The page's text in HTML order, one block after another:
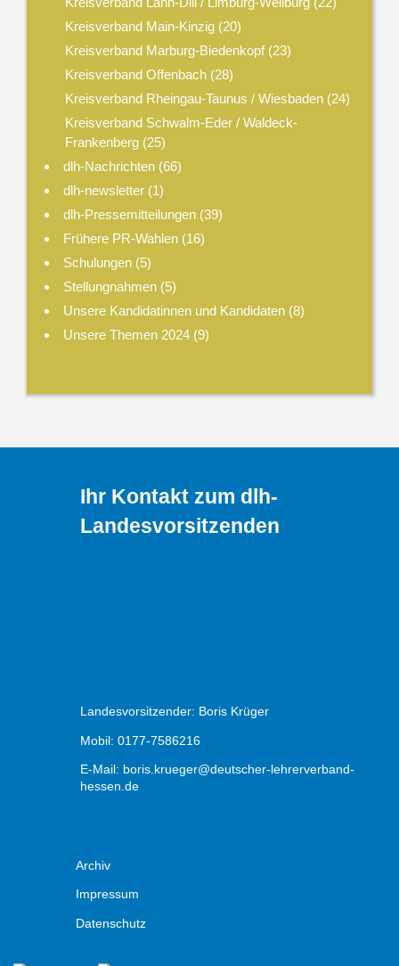
Kreisverband Main-Kinzig(20)
Kreisverband Marburg-Biedenkopf(23)
Kreisverband Offenbach(28)
Kreisverband Rheingau-Taunus / Wiesbaden(24)
Kreisverband Schwalm-Eder / Waldeck-
Frankenberg(25)
dlh-Nachrichten (66)
dlh-newsletter (1)
dlh-Pressemitteilungen (39)
Frühere PR-Wahlen (16)
Schulungen (5)
Stellungnahmen (5)
Unsere Kandidatinnen und Kandidaten (8)
Unsere Themen 2024 (9)
Ihr Kontakt zum dlh-
Landesvorsitzenden
Landesvorsitzender: Boris Krüger
Mobil: 0177-7586216
E-Mail: boris.krueger@deutscher-lehrerverband-
hessen.de
Archiv
Impressum
Datenschutz